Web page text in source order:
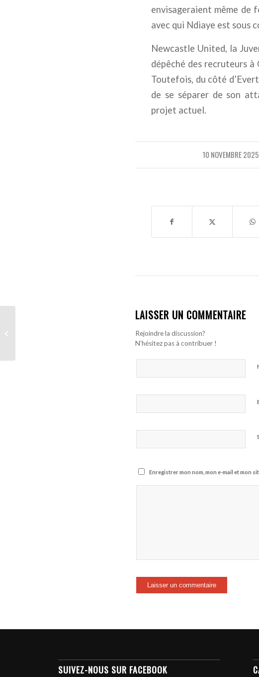
envisageraient même de
avec qui Ndiaye est sous
Newcastle United, la
dépêché des recruteurs à
Toutefois, du côté
de se séparer de son
projet actuel.
10 NOVEMBRE 2025
/
LAISSER UN COMMENTAIRE
Rejoindre la discussion?
N’hésitez pas à contribuer !
Enregistrer mon nom, mon e-mail et mon
SUIVEZ-NOUS SUR FACEBOOK